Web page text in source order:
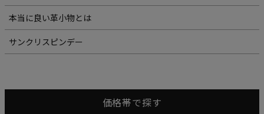
本当に良い革小物とは
サンクリスピンデー
価格帯で探す